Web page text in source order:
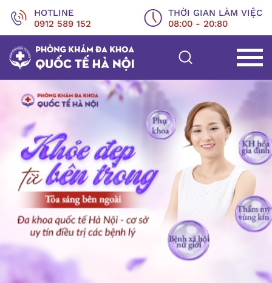
HOTLINE
0912 589 152
THỜI GIAN LÀM VIỆC
08:00 - 20:80